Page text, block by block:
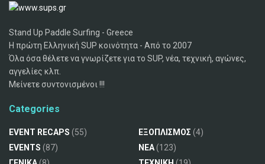
Stand Up Paddle Surfing - Greece
Η πρώτη Ελληνική SUP κοινότητα - Από το 2007
Όλα όσα θέλετε να γνωρίζετε για το SUP, νέα, τεχνική, αγώνες,
αγγελίες κλπ.
Μείνετε συντονισμένοι !!!
Categories
EVENT RECAPS (55)
EVENTS (87)
ΕΞΟΠΛΙΣΜΟΣ (4)
ΝΕΑ(123)